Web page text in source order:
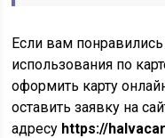
Если вам
использования по
оформить карту
оставить заявку на
адресу https://